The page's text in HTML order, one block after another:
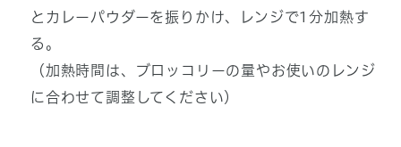
とカレーパウダーを振りかけ、レンジで1分加熱す
る。
（加熱時間は、ブロッコリーの量やお使いのレンジ
に合わせて調整してください）